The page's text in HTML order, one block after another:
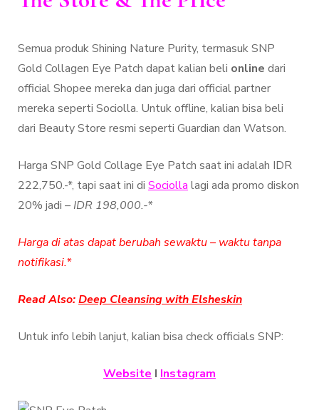
Semua produk Shining Nature Purity, termasuk SNP
Gold Collagen Eye Patch dapat kalian beli online dari
official Shopee mereka dan juga dari official partner
mereka seperti Sociolla. Untuk offline, kalian bisa beli
dari Beauty Store resmi seperti Guardian dan Watson.
Harga SNP Gold Collage Eye Patch saat ini adalah IDR
222,750.-*, tapi saat ini di Sociolla lagi ada promo diskon
20% jadi – IDR 198,000.-*
Harga di atas dapat berubah sewaktu – waktu tanpa
notifikasi.*
Read Also:Deep Cleansing with Elsheskin
Untuk info lebih lanjut, kalian bisa check officials SNP:
Website I Instagram